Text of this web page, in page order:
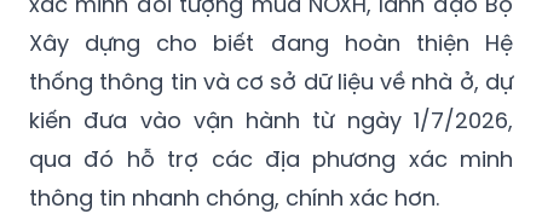
Xây dựng cho biết đang hoàn thiện Hệ
thống thông tin và cơ sở dữ liệu về nhà ở, dự
kiến đưa vào vận hành từ ngày 1/7/2026,
qua đó hỗ trợ các địa phương xác minh
thông tin nhanh chóng, chính xác hơn.